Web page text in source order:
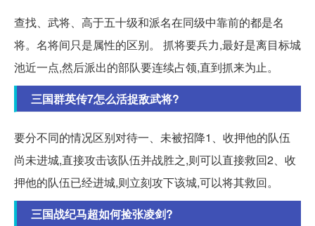
查找、武将、高于五十级和派名在同级中靠前的都是名
将。名将间只是属性的区别。 抓将要兵力,最好是离目标城
池近一点,然后派出的部队要连续占领,直到抓来为止。
三国群英传7怎么活捉敌武将?
要分不同的情况区别对待一、未被招降1、收押他的队伍
尚未进城,直接攻击该队伍并战胜之,则可以直接救回2、收
押他的队伍已经进城,则立刻攻下该城,可以将其救回。
三国战纪马超如何捡张凌剑?